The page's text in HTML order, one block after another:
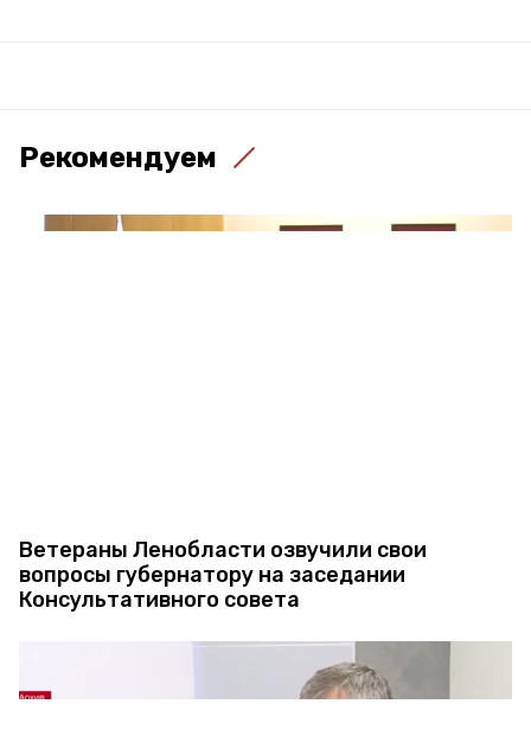
Рекомендуем
Ветераны Ленобласти озвучили свои
вопросы губернатору на заседании
Консультативного совета